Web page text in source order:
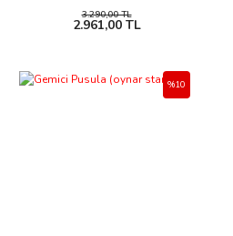
3.290,00 TL
2.961,00 TL
%10